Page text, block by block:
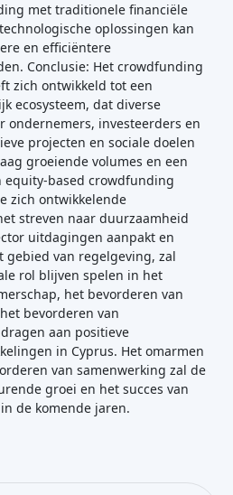
met traditionele financiële
oplossingen kan
en efficiëntere
Conclusie: Het crowdfunding
zich ontwikkeld tot een
ecosysteem, dat diverse
ondernemers, investeerders en
projecten en sociale doelen
groeiende volumes en een
equity-based crowdfunding
zich ontwikkelende
streven naar duurzaamheid
uitdagingen aanpakt en
gebied van regelgeving, zal
rol blijven spelen in het
het bevorderen van
bevorderen van
aan positieve
in Cyprus. Het omarmen
van samenwerking zal de
groei en het succes van
de komende jaren.